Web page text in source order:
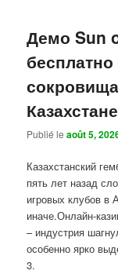
Демо Sun
Казахстане
Publié leaoût 5,
Казахстанский
пять лет назад
игровых клубов в
иначе.Онлайн-
– индустрия
особенно ярко
3.